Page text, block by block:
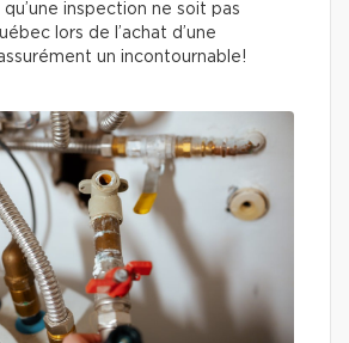
inspection ne soit pas
lors de l’achat d’une
un incontournable!